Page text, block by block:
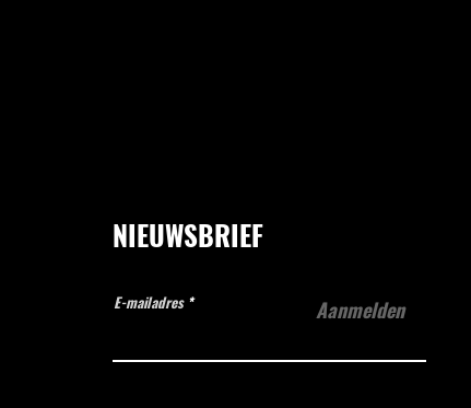
NIEUWSBRIEF
E-mailadres Aanmelden